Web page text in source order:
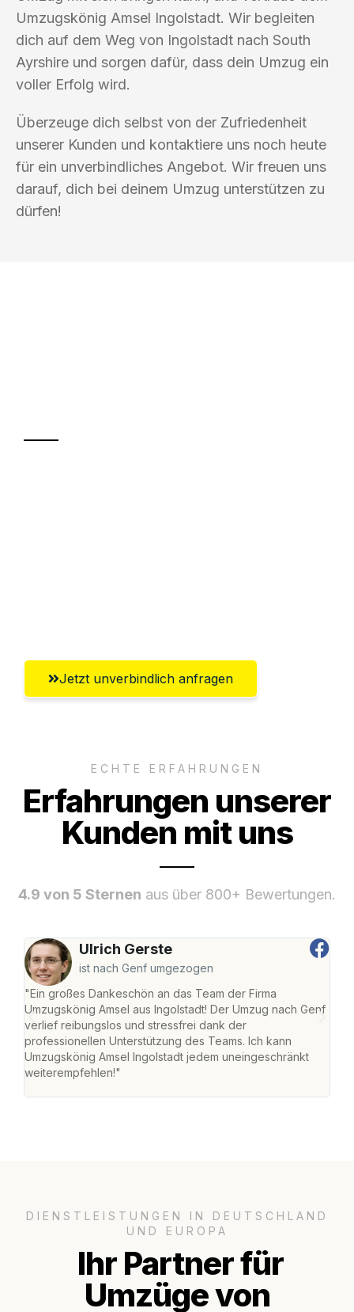
Umzugskönig Amsel Ingolstadt. Wir begleiten
dich auf dem Weg von Ingolstadt nach South
Ayrshire und sorgen dafür, dass dein Umzug ein
voller Erfolg wird.
Überzeuge dich selbst von der Zufriedenheit
unserer Kunden und kontaktiere uns noch heute
für ein unverbindliches Angebot. Wir freuen uns
darauf, dich bei deinem Umzug unterstützen zu
dürfen!
Jetzt unverbindlich anfragen
ECHTE ERFAHRUNGEN
Erfahrungen unserer
Kunden mit uns
4.9 von 5 Sternen aus über 800+ Bewertungen.
Ulrich Gerste
ist nach Genf umgezogen
"Ein großes Dankeschön an das Team der Firma
Umzugskönig Amsel aus Ingolstadt! Der Umzug nach Genf
verlief reibungslos und stressfrei dank der
professionellen Unterstützung des Teams. Ich kann
Umzugskönig Amsel Ingolstadt jedem uneingeschränkt
weiterempfehlen!"
DIENSTLEISTUNGEN IN DEUTSCHLAND
UND EUROPA
Ihr Partner für
Umzüge von